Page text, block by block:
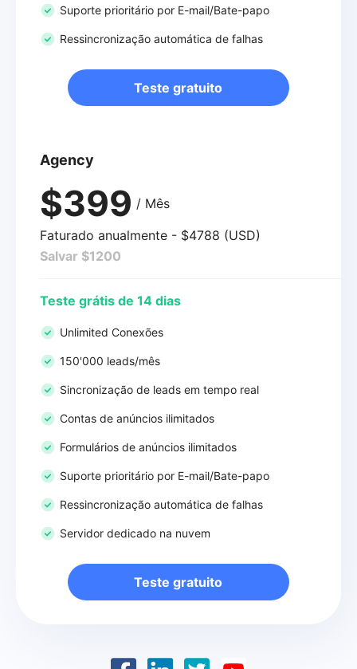
Suporte prioritário por E-mail/Bate-papo
Ressincronização automática de falhas
Teste gratuito
Agency
$399 / Mês
Faturado anualmente - $4788 (USD)
Salvar $1200
Teste grátis de 14 dias
Unlimited Conexões
150'000 leads/mês
Sincronização de leads em tempo real
Contas de anúncios ilimitados
Formulários de anúncios ilimitados
Suporte prioritário por E-mail/Bate-papo
Ressincronização automática de falhas
Servidor dedicado na nuvem
Teste gratuito